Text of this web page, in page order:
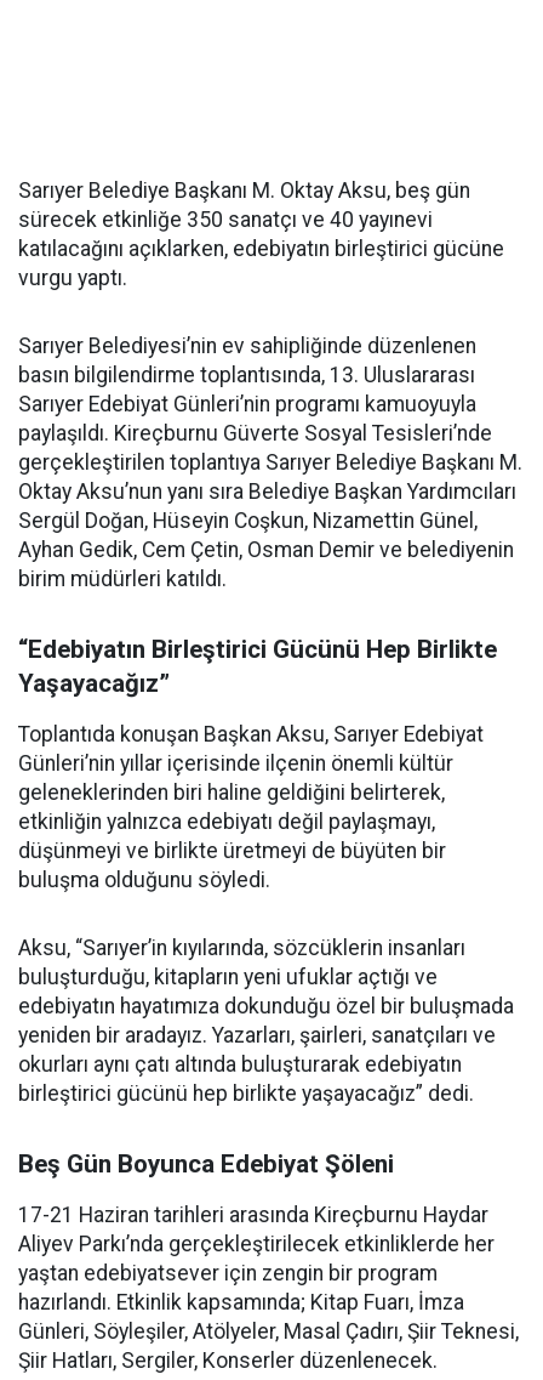
Sarıyer Belediye Başkanı M. Oktay Aksu, beş gün
sürecek etkinliğe 350 sanatçı ve 40 yayınevi
katılacağını açıklarken, edebiyatın birleştirici gücüne
vurgu yaptı.
Sarıyer Belediyesi’nin ev sahipliğinde düzenlenen
basın bilgilendirme toplantısında, 13. Uluslararası
Sarıyer Edebiyat Günleri’nin programı kamuoyuyla
paylaşıldı. Kireçburnu Güverte Sosyal Tesisleri’nde
gerçekleştirilen toplantıya Sarıyer Belediye Başkanı M.
Oktay Aksu’nun yanı sıra Belediye Başkan Yardımcıları
Sergül Doğan, Hüseyin Coşkun, Nizamettin Günel,
Ayhan Gedik, Cem Çetin, Osman Demir ve belediyenin
birim müdürleri katıldı.
“Edebiyatın Birleştirici Gücünü Hep Birlikte
Yaşayacağız”
Toplantıda konuşan Başkan Aksu, Sarıyer Edebiyat
Günleri’nin yıllar içerisinde ilçenin önemli kültür
geleneklerinden biri haline geldiğini belirterek,
etkinliğin yalnızca edebiyatı değil paylaşmayı,
düşünmeyi ve birlikte üretmeyi de büyüten bir
buluşma olduğunu söyledi.
Aksu, “Sarıyer’in kıyılarında, sözcüklerin insanları
buluşturduğu, kitapların yeni ufuklar açtığı ve
edebiyatın hayatımıza dokunduğu özel bir buluşmada
yeniden bir aradayız. Yazarları, şairleri, sanatçıları ve
okurları aynı çatı altında buluşturarak edebiyatın
birleştirici gücünü hep birlikte yaşayacağız” dedi.
Beş Gün Boyunca Edebiyat Şöleni
17-21 Haziran tarihleri arasında Kireçburnu Haydar
Aliyev Parkı’nda gerçekleştirilecek etkinliklerde her
yaştan edebiyatsever için zengin bir program
hazırlandı. Etkinlik kapsamında; Kitap Fuarı, İmza
Günleri, Söyleşiler, Atölyeler, Masal Çadırı, Şiir Teknesi,
Şiir Hatları, Sergiler, Konserler düzenlenecek.